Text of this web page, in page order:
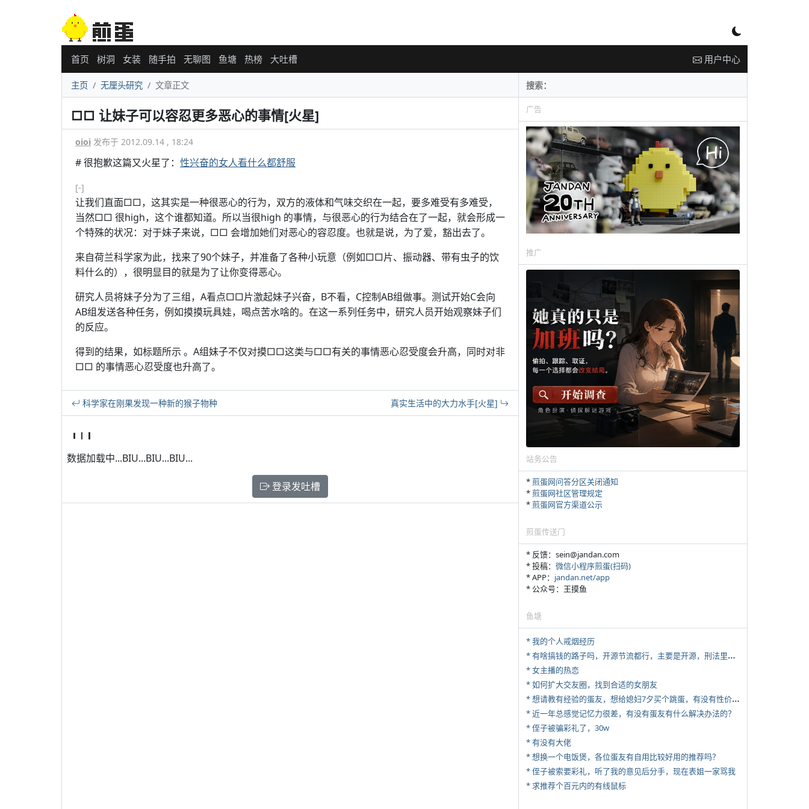
首页 树洞 女装 随手拍 无聊图 鱼塘 热榜 大吐槽 用户中心
主页 无厘头研究 文章正文
□□ 让妹子可以容忍更多恶心的事情[火星]
oioi 发布于 2012.09.14 , 18:24
# 很抱歉这篇又火星了： 性兴奋的女人看什么都舒服
[-]
让我们直面□□，这其实是一种很恶心的行为，双方的液体和气味交织在一起，要多难受有多难受，
当然□□ 很high，这个谁都知道。所以当很high 的事情，与很恶心的行为结合在了一起，就会形成一
个特殊的状况：对于妹子来说，□□ 会增加她们对恶心的容忍度。也就是说，为了爱，豁出去了。
来自荷兰科学家为此，找来了90个妹子，并准备了各种小玩意（例如□□片、振动器、带有虫子的饮
料什么的），很明显目的就是为了让你变得恶心。
研究人员将妹子分为了三组，A看点□□片激起妹子兴奋，B不看，C控制AB组做事。测试开始C会向
AB组发送各种任务，例如摸摸玩具娃，喝点苦水啥的。在这一系列任务中，研究人员开始观察妹子们
的反应。
得到的结果，如标题所示 。A组妹子不仅对摸□□这类与□□有关的事情恶心忍受度会升高，同时对非
□□ 的事情恶心忍受度也升高了。
科学家在刚果发现一种新的猴子物种 真实生活中的大力水手[火星]
数据加载中...BIU...BIU...BIU...
登录发吐槽
广告
推广
站务公告
*煎蛋网问答分区关闭通知
*煎蛋网社区管理规定
*煎蛋网官方渠道公示
煎蛋传送门
* 反馈：sein@jandan.com
* 投稿： 微信小程序煎蛋(扫码)
* APP： jandan.net/app
* 公众号：王摸鱼
鱼塘
* 我的个人戒烟经历
*
有啥搞钱的路子吗，开源节流都行，主要是开源，刑法里的咱不做
* 女主播的热恋
* 如何扩大交友圈，找到合适的女朋友
*
想请教有经验的蛋友，想给媳妇7夕买个跳蛋，有没有性价比高的推荐
* 近一年总感觉记忆力很差，有没有蛋友有什么解决办法的？
* 侄子被骗彩礼了，30w
* 有没有大佬
* 想换一个电饭煲，各位蛋友有自用比较好用的推荐吗？
* 侄子被索要彩礼，听了我的意见后分手，现在表姐一家骂我
* 求推荐个百元内的有线鼠标